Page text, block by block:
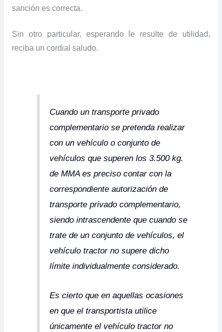
sanción es correcta.
Sin otro particular, esperando le resulte de utilidad,
reciba un cordial saludo.
Cuando un transporte privado
complementario se pretenda realizar
con un vehículo o conjunto de
vehículos que superen los 3.500 kg.
de MMA es preciso contar con la
correspondiente autorización de
transporte privado complementario,
siendo intrascendente que cuando se
trate de un conjunto de vehículos, el
vehículo tractor no supere dicho
límite individualmente considerado.
Es cierto que en aquellas ocasiones
en que el transportista utilice
únicamente el vehículo tractor no